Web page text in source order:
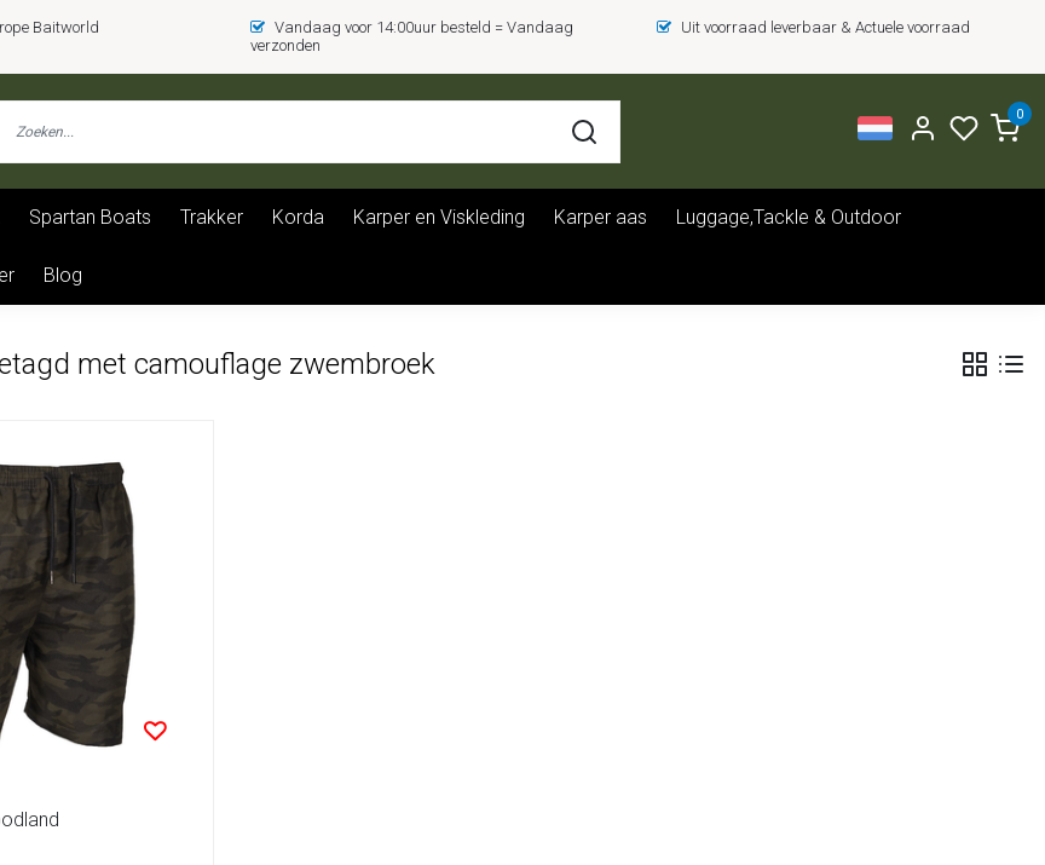
Baitworld
Vandaag voor 14:00uur besteld = Vandaag
verzonden
Uit voorraad leverbaar & Actuele voorraad
0
Spartan Boats Trakker Korda Karper en Viskleding Karper aas Luggage,Tackle & Outdoor
Blog
met camouflage zwembroek